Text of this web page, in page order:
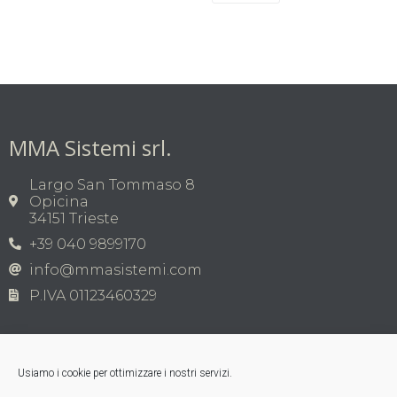
Usiamo i cookie per ottimizzare i nostri servizi.
MMA Sistemi srl.
Largo San Tommaso 8
Opicina
34151 Trieste
+39 040 9899170
info@mmasistemi.com
P.IVA 01123460329